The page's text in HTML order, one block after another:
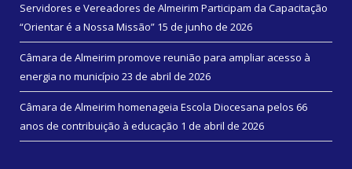
Servidores e Vereadores de Almeirim Participam da Capacitação
“Orientar é a Nossa Missão” 15 de junho de 2026
Câmara de Almeirim promove reunião para ampliar acesso à
energia no município 23 de abril de 2026
Câmara de Almeirim homenageia Escola Diocesana pelos 66
anos de contribuição à educação 1 de abril de 2026